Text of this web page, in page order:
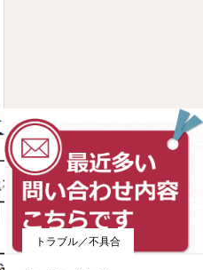
トラブル／不具合